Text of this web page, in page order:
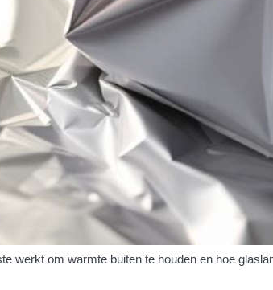
werkt om warmte buiten te houden en hoe